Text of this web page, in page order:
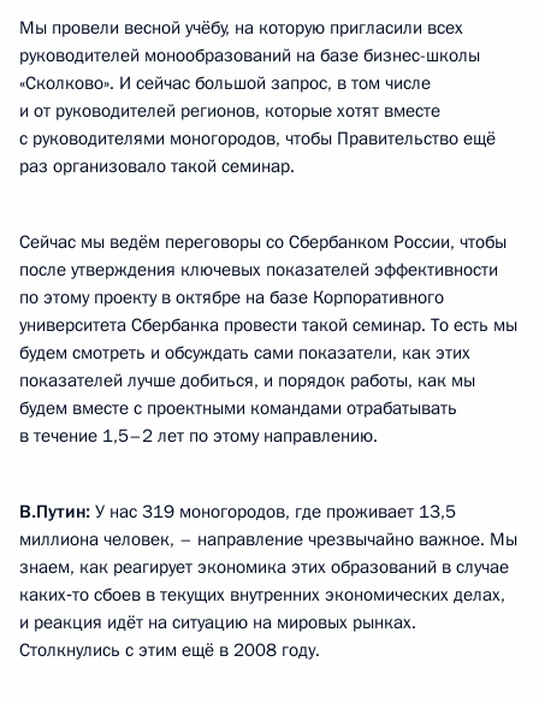
Мы провели весной учёбу, на которую пригласили всех
руководителей монообразований на базе бизнес-школы
«Сколково». И сейчас большой запрос, в том числе
и от руководителей регионов, которые хотят вместе
с руководителями моногородов, чтобы Правительство ещё
раз организовало такой семинар.
Сейчас мы ведём переговоры со Сбербанком России, чтобы
после утверждения ключевых показателей эффективности
по этому проекту в октябре на базе Корпоративного
университета Сбербанка провести такой семинар. То есть мы
будем смотреть и обсуждать сами показатели, как этих
показателей лучше добиться, и порядок работы, как мы
будем вместе с проектными командами отрабатывать
в течение 1,5–2 лет по этому направлению.
В.Путин: У нас 319 моногородов, где проживает 13,5
миллиона человек, – направление чрезвычайно важное. Мы
знаем, как реагирует экономика этих образований в случае
каких‑то сбоев в текущих внутренних экономических делах,
и реакция идёт на ситуацию на мировых рынках.
Столкнулись с этим ещё в 2008 году.